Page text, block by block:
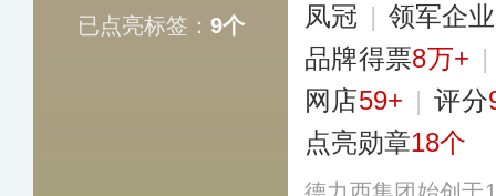
已点亮标签： 9个
凤冠 | 领军企
品牌得票8万+ |
网店59+ | 评分
点亮勋章18个